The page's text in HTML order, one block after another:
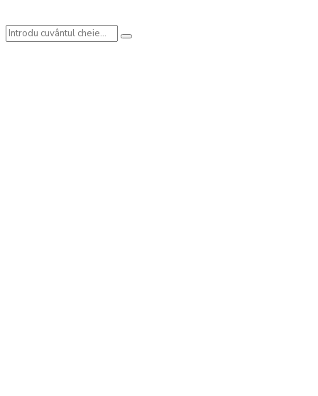
Search
Search